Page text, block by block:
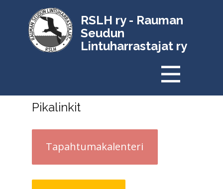
RSLH ry - Rauman
Seudun
Lintuharrastajat ry
Pikalinkit
Tapahtumakalenteri